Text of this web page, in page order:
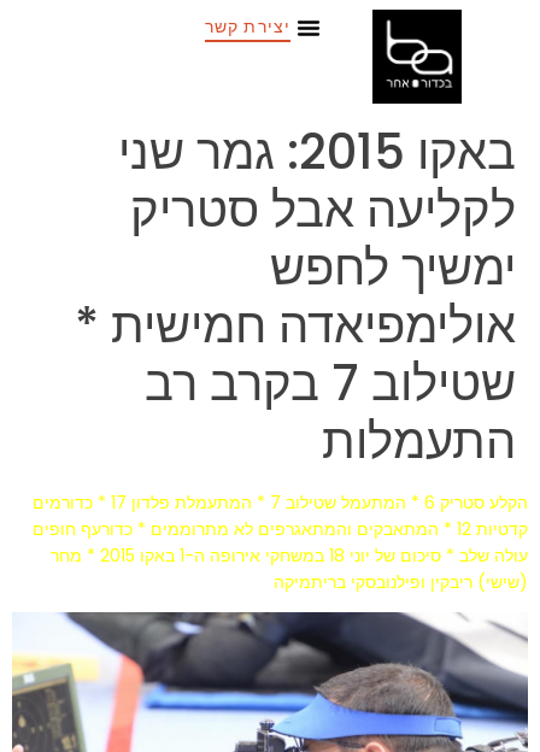
יצירת קשר
באקו 2015: גמר שני
לקליעה אבל סטריק
ימשיך לחפש
אולימפיאדה חמישית *
שטילוב 7 בקרב רב
התעמלות
הקלע סטריק 6 * המתעמל שטילוב 7 * המתעמלת פלדון 17 * כדורמים
קדטיות 12 * המתאבקים והמתאגרפים לא מתרוממים * כדורעף חופים
עולה שלב * סיכום של יוני 18 במשחקי אירופה ה-1 באקו 2015 * מחר
(שישי) ריבקין ופילנובסקי בריתמיקה